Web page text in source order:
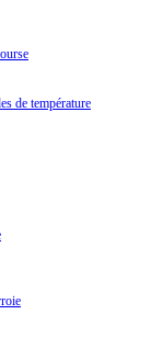
de température